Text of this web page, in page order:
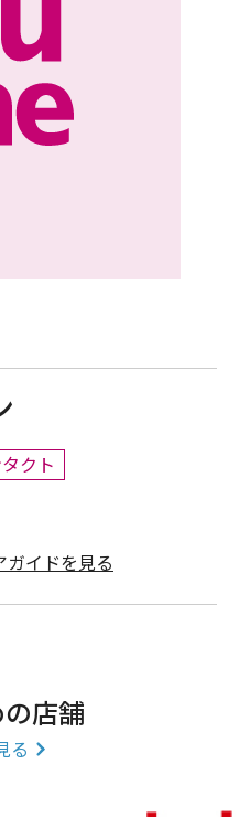
クト
ガイドを見る
店舗
る